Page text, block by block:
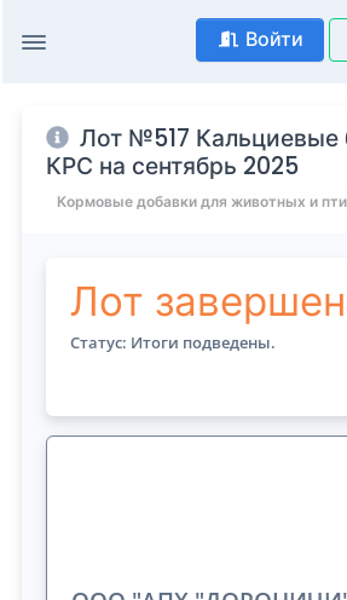
Войти
Лот №517
КРС на сентябрь 2025
Кормовые добавки для животных и
Лот
Статус: Итоги подведены.